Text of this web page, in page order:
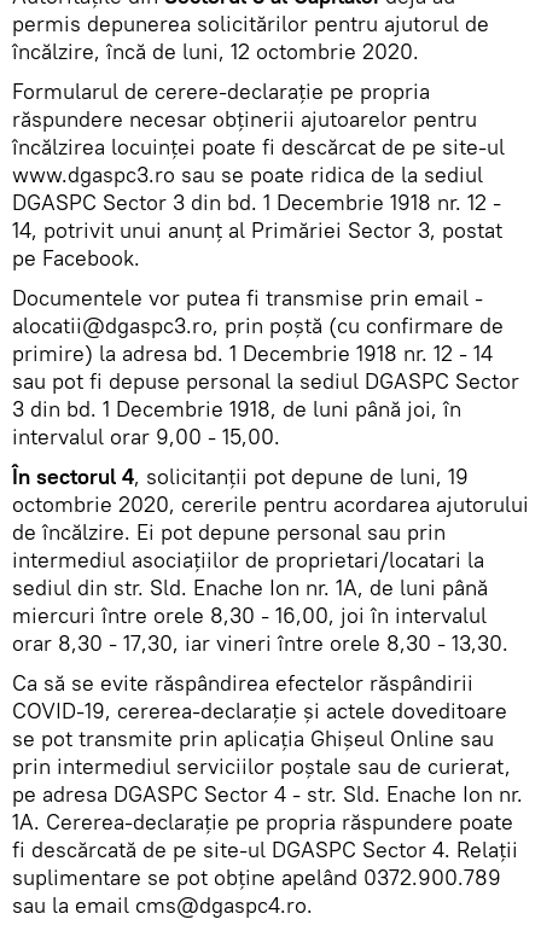
permis depunerea solicitărilor pentru ajutorul de
încălzire, încă de luni, 12 octombrie 2020.
Formularul de cerere-declaraţie pe propria
răspundere necesar obţinerii ajutoarelor pentru
încălzirea locuinţei poate fi descărcat de pe site-ul
www.dgaspc3.ro sau se poate ridica de la sediul
DGASPC Sector 3 din bd. 1 Decembrie 1918 nr. 12 -
14, potrivit unui anunţ al Primăriei Sector 3, postat
pe Facebook.
Documentele vor putea fi transmise prin email -
alocatii@dgaspc3.ro, prin poştă (cu confirmare de
primire) la adresa bd. 1 Decembrie 1918 nr. 12 - 14
sau pot fi depuse personal la sediul DGASPC Sector
3 din bd. 1 Decembrie 1918, de luni până joi, în
intervalul orar 9,00 - 15,00.
În sectorul 4, solicitanții pot depune de luni, 19
octombrie 2020, cererile pentru acordarea ajutorului
de încălzire. Ei pot depune personal sau prin
intermediul asociaţiilor de proprietari/locatari la
sediul din str. Sld. Enache Ion nr. 1A, de luni până
miercuri între orele 8,30 - 16,00, joi în intervalul
orar 8,30 - 17,30, iar vineri între orele 8,30 - 13,30.
Ca să se evite răspândirea efectelor răspândirii
COVID-19, cererea-declaraţie şi actele doveditoare
se pot transmite prin aplicaţia Ghişeul Online sau
prin intermediul serviciilor poştale sau de curierat,
pe adresa DGASPC Sector 4 - str. Sld. Enache Ion nr.
1A. Cererea-declaraţie pe propria răspundere poate
fi descărcată de pe site-ul DGASPC Sector 4. Relaţii
suplimentare se pot obţine apelând 0372.900.789
sau la email cms@dgaspc4.ro.